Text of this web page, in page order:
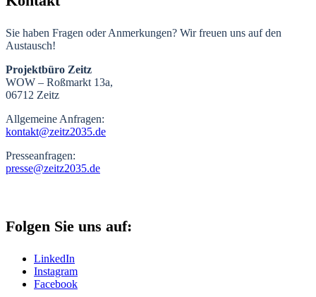
Sie haben Fragen oder Anmerkungen? Wir freuen uns auf den
Austausch!
Projektbüro Zeitz
WOW – Roßmarkt 13a,
06712 Zeitz
Allgemeine Anfragen:
kontakt@zeitz2035.de
Presseanfragen:
presse@zeitz2035.de
Folgen Sie uns auf:
LinkedIn
Instagram
Facebook